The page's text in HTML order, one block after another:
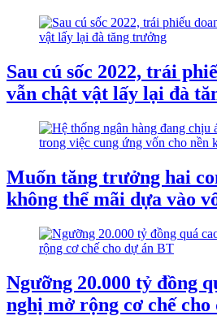
Sau cú sốc 2022, trái
vẫn chật vật lấy lại đà
Muốn tăng trưởng hai
không thể mãi dựa vào
Ngưỡng 20.000 tỷ đồng
nghị mở rộng cơ chế